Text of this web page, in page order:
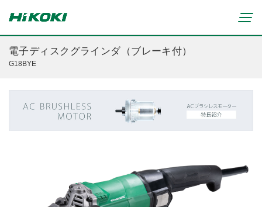
マルチボルト(36V)製品
ブラシレスモーター搭載製品
ブロワ(コードレス)
穴あけ・締付け
刈払機・草刈機
締付け・穴あけ・ハツリ用
電子ディスクグラインダ（ブレーキ付）
G18BYE